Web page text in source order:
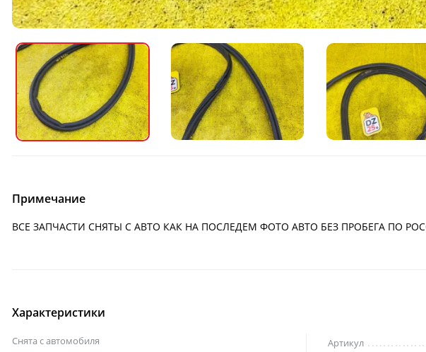
Примечание
ВСЕ ЗАПЧАСТИ СНЯТЫ С АВТО КАК НА ПОСЛЕДЕМ ФОТО АВТО БЕЗ ПРОБЕГА ПО
Характеристики
Снята с автомобиля Артикул